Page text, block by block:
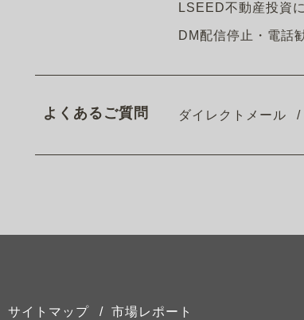
LSEED不動産投資
DM配信停止・電話
よくあるご質問 ダイレクトメール
サイトマップ 市場レポート